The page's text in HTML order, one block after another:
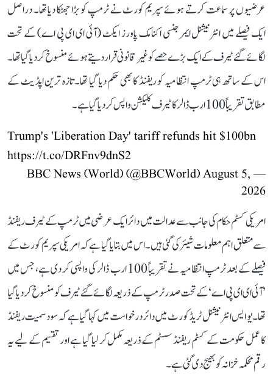
عرضیوں پر سماعت کرتے ہوئے سپریم کورٹ نے ٹرمپ کو بڑا جھٹکا دیا تھا۔ دراصل
ایک فیصلے میں انٹرنیشنل ایمرجنسی اکنامک پاورز ایکٹ (آئی ای ای پی اے) کے تحت
لگائے گئے ٹیرف کے ایک بڑے حصے کو غیر قانونی قرار دیتے ہوئے منسوخ کر دیا گیا تھا۔
اس کے ساتھ ہی ٹرمپ انتظامیہ کو ریفنڈ کا بھی حکم دیا گیا تھا۔ تازہ ترین اپڈیٹ کے
مطابق تقریباً 100 ارب ڈالر کا ٹیرف کلیکشن واپس کر دیا گیا ہے۔
Trump's 'Liberation Day' tariff refunds hit $100bn
https://t.co/DRFnv9dnS2
— BBC News (World) (@BBCWorld)
August 5,
2026
امریکی کسٹم حکام کی جانب سے عدالت میں دائر ایک عرضی میں ٹرمپ کے ٹیرف ریفنڈ
سے متعلق اہم معلومات شیئر کی گئی ہیں۔ اس میں بتایا گیا ہے کہ امریکی سپریم کورٹ کے
فیصلے کے بعد ٹرمپ انتظامیہ نے تقریباً 100 ارب ڈالر کی واپسی کر دی ہے، جس میں
’آئی ای ای پی اے‘ کے تحت صدر ٹرمپ کے ذریعہ لگائے گئے ٹیرف کو منسوخ کر دیا گیا
تھا۔ یو ایس انٹرنیشنل ٹریڈ کورٹ میں دائر درخواست میں کہا گیا ہے کہ سود سمیت ریفنڈ
کا عمل حکومت کے کسٹم ریفنڈ سسٹم کے ذریعہ مکمل کر لیا گیا ہے اور تقسیم کے لیے یہ
رقم محکمہ خزانہ کو بھیج دی گئی ہے۔